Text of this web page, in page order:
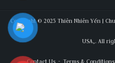
Copyright © 2025 Thiên Nhiên Yến |
USA,. All
Contact Us Terms & Conditions